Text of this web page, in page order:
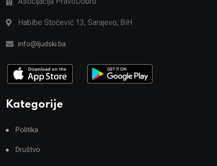
Habibe Stočević 13, Sarajevo, BiH
info@ljudski.ba
Kategorije
Politika
Društvo